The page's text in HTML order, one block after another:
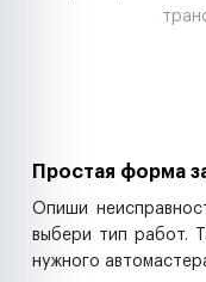
Аренда спецтехники
Простая форма
Опиши
выбери тип работ.
нужного